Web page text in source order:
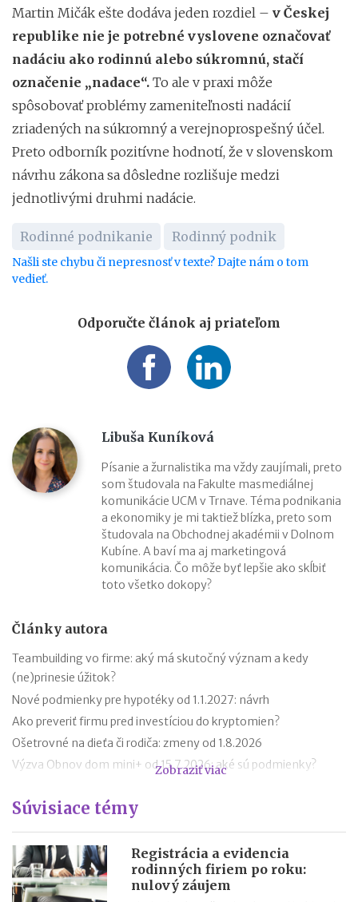
Martin Mičák ešte dodáva jeden rozdiel – v Českej
republike nie je potrebné vyslovene označovať
nadáciu ako rodinnú alebo súkromnú, stačí
označenie „nadace“. To ale v praxi môže
spôsobovať problémy zameniteľnosti nadácií
zriadených na súkromný a verejnoprospešný účel.
Preto odborník pozitívne hodnotí, že v slovenskom
návrhu zákona sa dôsledne rozlišuje medzi
jednotlivými druhmi nadácie.
Rodinné podnikanie Rodinný podnik
Našli ste chybu či nepresnosť v texte? Dajte nám o tom
vedieť.
Odporučte článok aj priateľom
Libuša Kuníková
Písanie a žurnalistika ma vždy zaujímali, preto
som študovala na Fakulte masmediálnej
komunikácie UCM v Trnave. Téma podnikania
a ekonomiky je mi taktiež blízka, preto som
študovala na Obchodnej akadémii v Dolnom
Kubíne. A baví ma aj marketingová
komunikácia. Čo môže byť lepšie ako skĺbiť
toto všetko dokopy?
Články autora
Teambuilding vo firme: aký má skutočný význam a kedy
(ne)prinesie úžitok?
Nové podmienky pre hypotéky od 1.1.2027: návrh
Ako preveriť firmu pred investíciou do kryptomien?
Ošetrovné na dieťa či rodiča: zmeny od 1.8.2026
Výzva Obnov dom mini+ od 15.7.2026: aké sú podmienky?
činnosti (AML zákon)
Sviatok sv. Cyrila a Metoda 2026 už bez zatvorených obchodov
Nabíjanie elektromobilu v zahraničí: roaming, aplikácie,
plánovanie cesty
Zobraziť viac
Súvisiace témy
Registrácia a evidencia
rodinných firiem po roku:
nulový záujem